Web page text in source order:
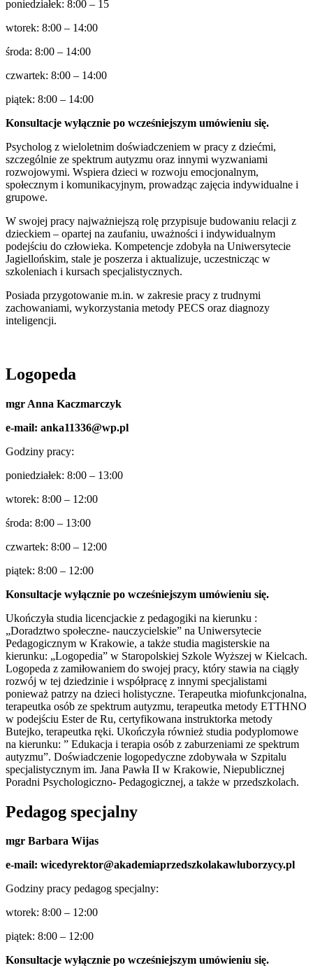
poniedziałek: 8:00 – 15
wtorek: 8:00 – 14:00
środa: 8:00 – 14:00
czwartek: 8:00 – 14:00
piątek: 8:00 – 14:00
Konsultacje wyłącznie po wcześniejszym umówieniu się.
Psycholog z wieloletnim doświadczeniem w pracy z dziećmi,
szczególnie ze spektrum autyzmu oraz innymi wyzwaniami
rozwojowymi. Wspiera dzieci w rozwoju emocjonalnym,
społecznym i komunikacyjnym, prowadząc zajęcia indywidualne i
grupowe.
W swojej pracy najważniejszą rolę przypisuje budowaniu relacji z
dzieckiem – opartej na zaufaniu, uważności i indywidualnym
podejściu do człowieka. Kompetencje zdobyła na Uniwersytecie
Jagiellońskim, stale je poszerza i aktualizuje, uczestnicząc w
szkoleniach i kursach specjalistycznych.
Posiada przygotowanie m.in. w zakresie pracy z trudnymi
zachowaniami, wykorzystania metody PECS oraz diagnozy
inteligencji.
Logopeda
mgr Anna Kaczmarczyk
e-mail: anka11336@wp.pl
Godziny pracy:
poniedziałek: 8:00 – 13:00
wtorek: 8:00 – 12:00
środa: 8:00 – 13:00
czwartek: 8:00 – 12:00
piątek: 8:00 – 12:00
Konsultacje wyłącznie po wcześniejszym umówieniu się.
Ukończyła studia licencjackie z pedagogiki na kierunku :
„Doradztwo społeczne- nauczycielskie” na Uniwersytecie
Pedagogicznym w Krakowie, a także studia magisterskie na
kierunku: „Logopedia” w Staropolskiej Szkole Wyższej w Kielcach.
Logopeda z zamiłowaniem do swojej pracy, który stawia na ciągły
rozwój w tej dziedzinie i współpracę z innymi specjalistami
ponieważ patrzy na dzieci holistyczne. Terapeutka miofunkcjonalna,
terapeutka osób ze spektrum autyzmu, terapeutka metody ETTHNO
w podejściu Ester de Ru, certyfikowana instruktorka metody
Butejko, terapeutka ręki. Ukończyła również studia podyplomowe
na kierunku: ” Edukacja i terapia osób z zaburzeniami ze spektrum
autyzmu”. Doświadczenie logopedyczne zdobywała w Szpitalu
specjalistycznym im. Jana Pawła II w Krakowie, Niepublicznej
Poradni Psychologiczno- Pedagogicznej, a także w przedszkolach.
Pedagog specjalny
mgr Barbara Wijas
e-mail: wicedyrektor@akademiaprzedszkolakawluborzycy.pl
Godziny pracy pedagog specjalny:
wtorek: 8:00 – 12:00
piątek: 8:00 – 12:00
Konsultacje wyłącznie po wcześniejszym umówieniu się.